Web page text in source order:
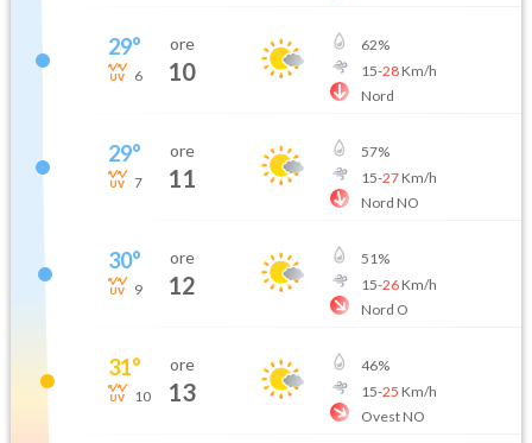
29°
6
ore
10
62%
15-28Km/h
Nord
29°
7
ore
11
57%
15-27Km/h
Nord NO
30°
9
ore
12
51%
15-26Km/h
Nord O
31°
10
ore
13
46%
15-25 Km/h
Ovest NO